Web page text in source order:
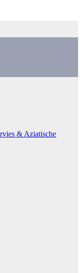
& Aziatische